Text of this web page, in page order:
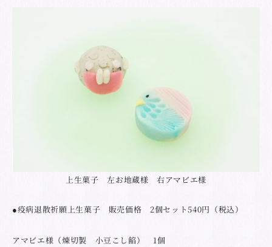
上生菓子 左お地蔵様 右アマビエ様
●疫病退散祈願上生菓子 販売価格 2個セット540円（税込）
アマビエ様（煉切製 小豆こし餡） 1個